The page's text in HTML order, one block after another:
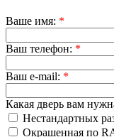
Ваше имя: *
Ваш телефон: *
Ваш e-mail: *
Какая дверь вам
Нестандартных
Окрашенная по